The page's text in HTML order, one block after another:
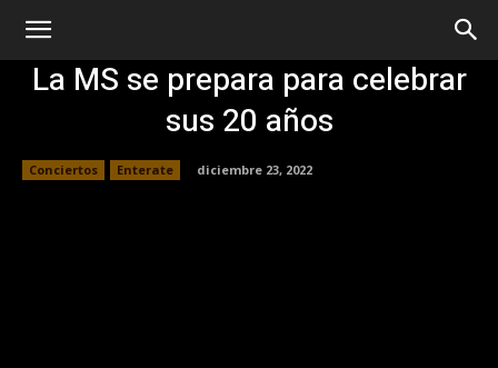
La MS se prepara para celebrar
sus 20 años
Conciertos Enterate diciembre 23, 2022